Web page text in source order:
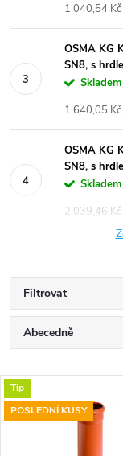
1 040,54
OSMA KG
SN8, s
1 640,05
OSMA KG
SN8, s
2 039,46
Filtrovat
Ř
a
z
Abecedně
Nejdražší
Nejprodávanější
V
ý
Tip
POSLEDNÍ KUSY